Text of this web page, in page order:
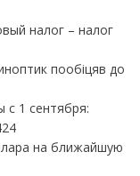
налог – налог
пообіцяв до
с 1 сентября:
на ближайшую